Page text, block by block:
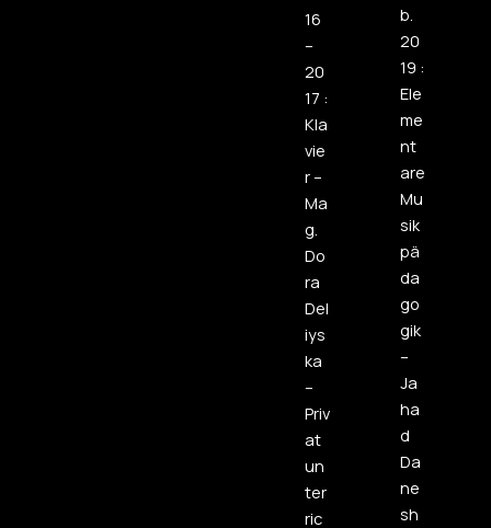
16
–
20
17 :
Kla
vie
r –
Ma
g.
Do
ra
Del
iys
ka
–
Priv
at
un
ter
ric
b.
20
19 :
Ele
me
nt
are
Mu
sik
pä
da
go
gik
–
Ja
ha
d
Da
ne
sh